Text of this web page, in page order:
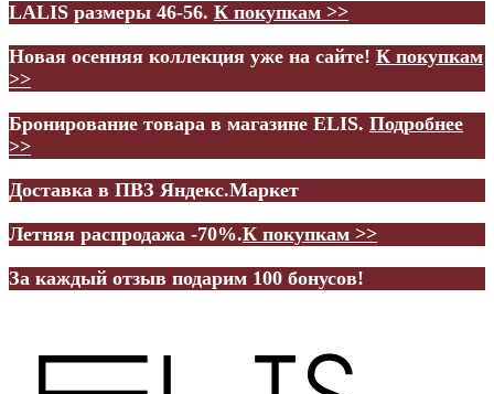
LALIS размеры 46-56. К покупкам >>
Новая осенняя коллекция уже на сайте! К покупкам
>>
Бронирование товара в магазине ELIS. Подробнее
>>
Доставка в ПВЗ Яндекс.Маркет
Летняя распродажа -70%.К покупкам >>
За каждый отзыв подарим 100 бонусов!